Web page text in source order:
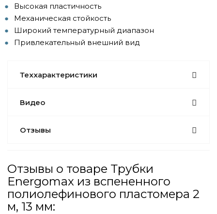
Высокая пластичность
Механическая стойкость
Широкий температурный диапазон
Привлекательный внешний вид
Теххарактеристики
Видео
Отзывы
Отзывы о товаре Трубки
Energomax из вспененного
полиолефинового пластомера 2
м, 13 мм: